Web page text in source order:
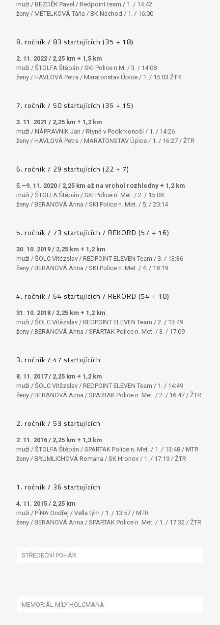
muži / BEZDĚK Pavel / Redpoint team / 1. / 14:42
ženy / METELKOVÁ Táňa / BK Náchod / 1. / 16:00
8. ročník / 83 startujících (35 + 18)
2. 11. 2022 / 2,25 km + 1,5 km
muži / ŠTOLFA Štěpán / SKI Police n.M. / 3. / 14:08
ženy / HAVLOVÁ Petra / Maratonstav Úpice / 1. / 15:03 ŽTR
7. ročník / 50 startujících (35 + 15)
3. 11. 2021 / 2,25 km + 1,2 km
muži / NÁPRAVNÍK Jan / Rtyně v Podkrkonoší / 1. / 14:26
ženy / HAVLOVÁ Petra / MARATONSTAV Úpice / 1. / 16:27 / ŽTR
6. ročník / 29 startujících (22 + 7)
5.–9. 11. 2020 / 2,25 km až na vrchol rozhledny + 1,2 km
muži / ŠTOLFA Štěpán / SKI Police n. Met. / 2. / 15:08
ženy / BERANOVÁ Anna / SKI Police n. Met. / 5. / 20:14
5. ročník / 73 startujících / REKORD (57 + 16)
30. 10. 2019 / 2,25 km + 1,2 km
muži / ŠOLC Vítězslav / REDPOINT ELEVEN Team / 3. / 13:36
ženy / BERANOVÁ Anna / SKI Police n. Met. / 4. / 18:19
4. ročník / 64 startujících / REKORD (54 + 10)
31. 10. 2018 / 2,25 km + 1,2 km
muži / ŠOLC Vítězslav / REDPOINT ELEVEN Team / 2. / 13:49
ženy / BERANOVÁ Anna / SPARTAK Police n. Met. / 3. / 17:09
3. ročník / 47 startujících
8. 11. 2017 / 2,25 km + 1,2 km
muži / ŠOLC Vítězslav / REDPOINT ELEVEN Team / 1. / 14:49
ženy / BERANOVÁ Anna / SPARTAK Police n. Met. / 2. / 16:47 / ŽTR
2. ročník / 53 startujících
2. 11. 2016 / 2,25 km + 1,3 km
muži / ŠTOLFA Štěpán / SPARTAK Police n. Met. / 1. / 13:48 / MTR
ženy / BRUMLICHOVÁ Romana / SK Hronov / 1. / 17:19 / ŽTR
1. ročník / 36 startujících
4. 11. 2015 / 2,25 km
muži / PÍNA Ondřej / Vella tým / 1. / 13:57 / MTR
ženy / BERANOVÁ Anna / SPARTAK Police n. Met. / 1. / 17:32 / ŽTR
STŘEDEČNÍ POHÁR
MEMORIÁL MÍLY HOLCMANA